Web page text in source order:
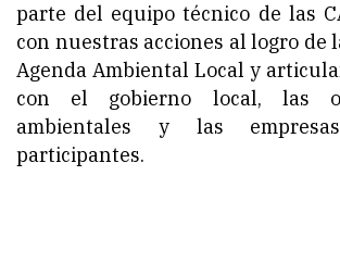
parte del equipo técnico de las
con nuestras acciones al logro de
Agenda Ambiental Local y
con el gobierno local, las
ambientales y las
participantes.